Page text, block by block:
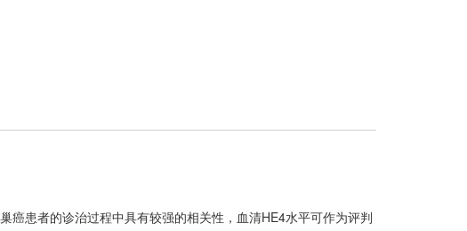
癌患者的诊治过程中具有较强的相关性，血清HE4水平可作为评判